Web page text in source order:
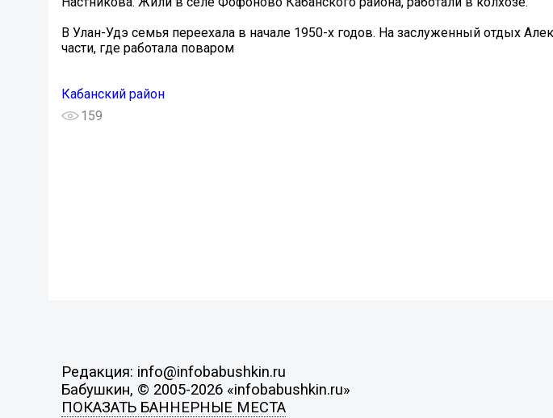
В Улан-Удэ семья переехала в начале 1950-х годов. На заслуженный отдых
части, где работала поваром
Кабанский район
159
Редакция: info@infobabushkin.ru
Бабушкин, © 2005-2026 «infobabushkin.ru»
ПОКАЗАТЬ БАННЕРНЫЕ МЕСТА